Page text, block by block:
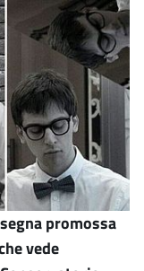
promossa
vede